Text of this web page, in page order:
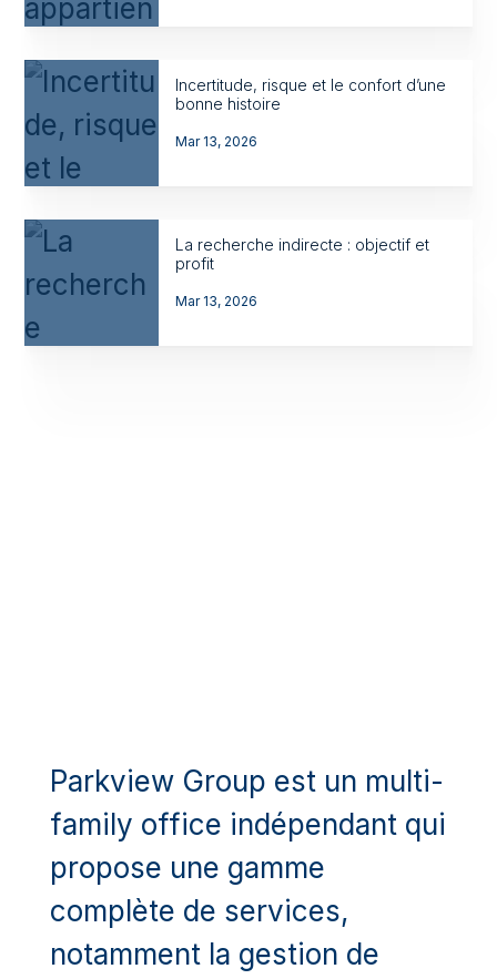
Incertitude, risque et le confort d’une
bonne histoire
Mar 13, 2026
La recherche indirecte : objectif et
profit
Mar 13, 2026
Parkview Group est un multi-
family office indépendant qui
propose une gamme
complète de services,
notamment la gestion de